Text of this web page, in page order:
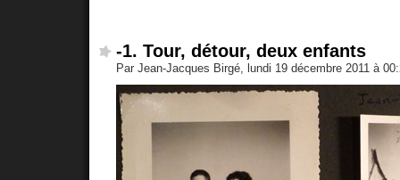
-1. Tour, détour, deux enfants
Par Jean-Jacques Birgé, lundi 19 décembre 2011 à